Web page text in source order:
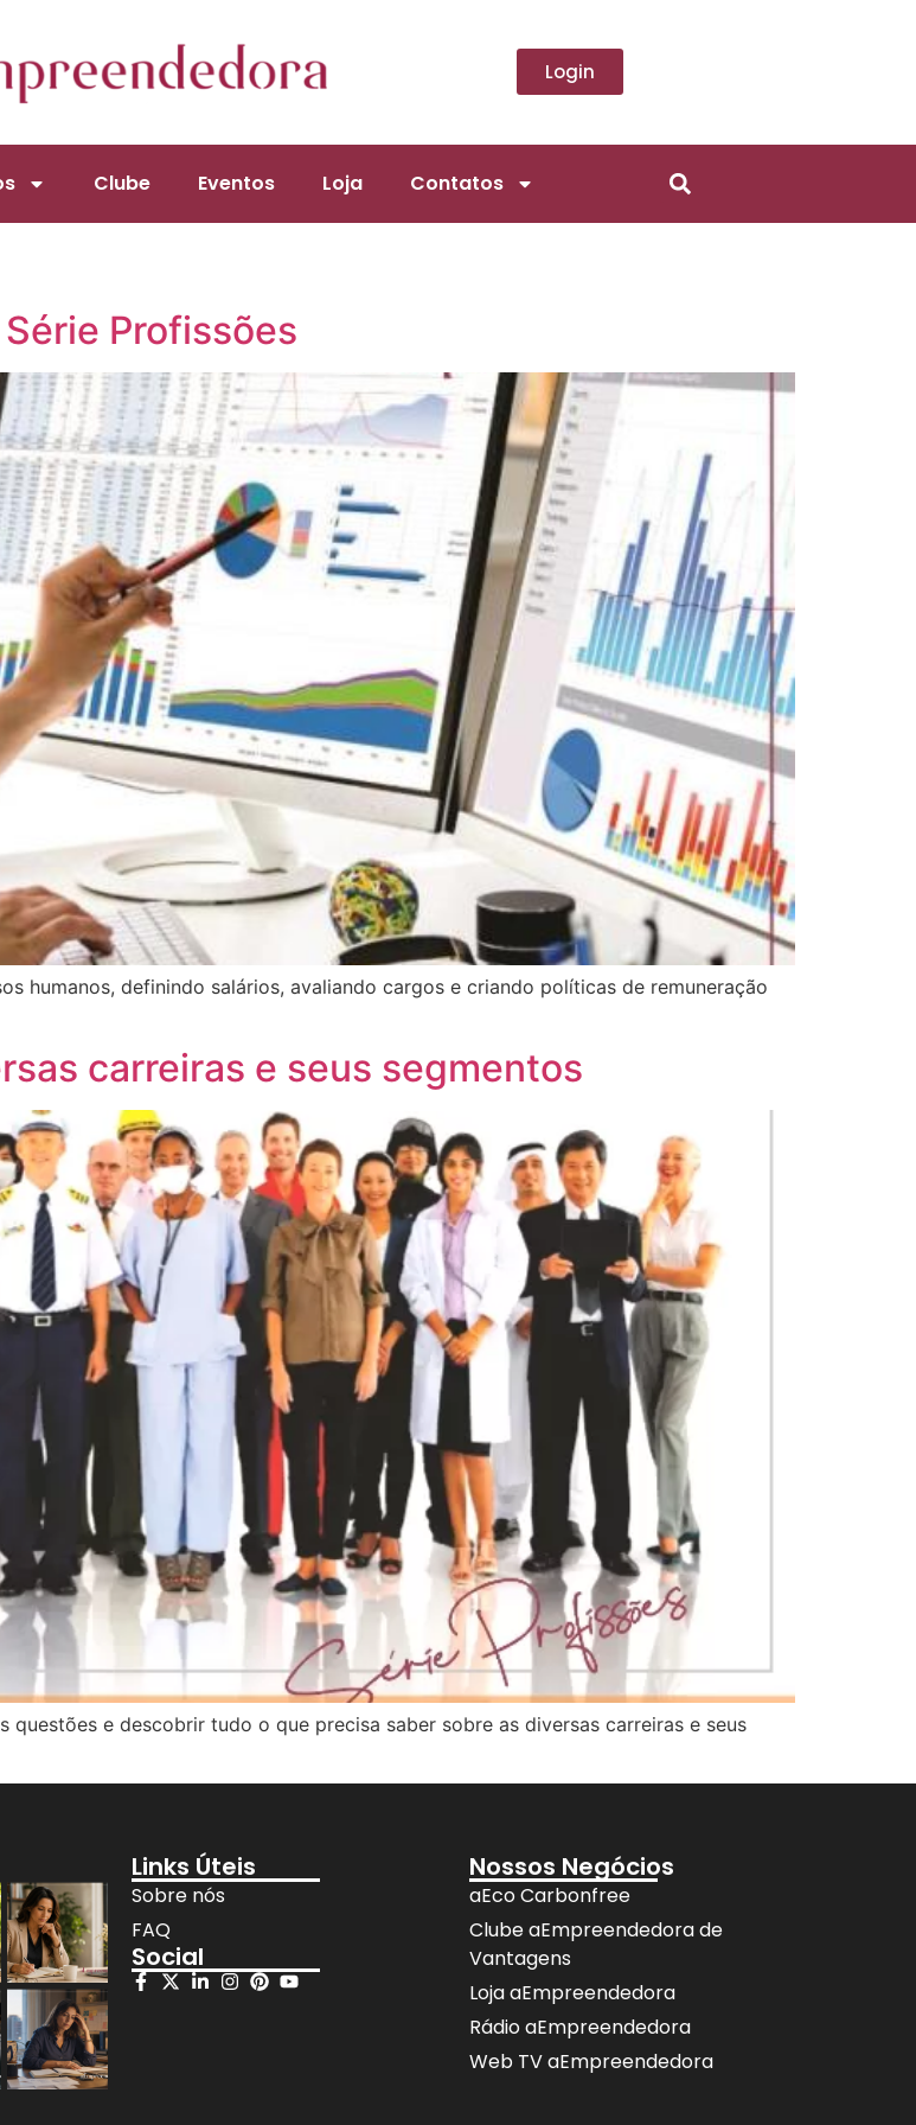
Login
Clube Eventos Loja Contatos
Profissões
humanos, definindo salários, avaliando cargos e criando políticas de remuneração
carreiras e seus segmentos
e descobrir tudo o que precisa saber sobre as diversas carreiras e seus
Links Úteis
Sobre nós
FAQ
Social
Nossos Negócios
aEco Carbonfree
Clube aEmpreendedora de
Vantagens
Loja aEmpreendedora
Rádio aEmpreendedora
Web TV aEmpreendedora